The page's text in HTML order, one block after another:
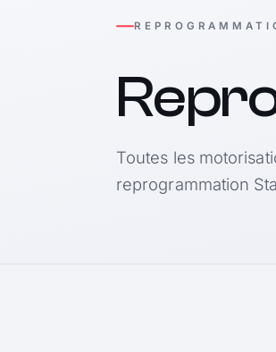
Toutes les
reprogrammation